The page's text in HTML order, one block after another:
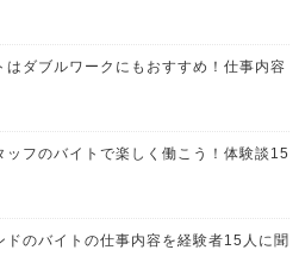
はダブルワークにもおすすめ！仕事内容
ッフのバイトで楽しく働こう！体験談15
ドのバイトの仕事内容を経験者15人に聞